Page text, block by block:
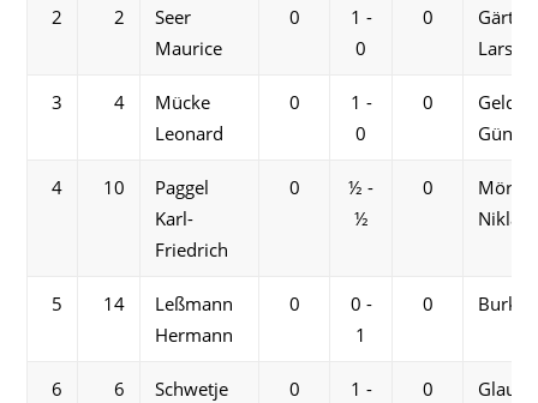
2 2
Seer
Maurice
0
1 -
0
0
Lars-
3 4
Mücke
Leonard
0
1 -
0
0
4 10
Paggel
Karl-
Friedrich
0
½ -
½
0
Mörke
Niklas
5 14
Leßmann
Hermann
0
0 -
1
0
6 6
Schwetje
0
1 -
0